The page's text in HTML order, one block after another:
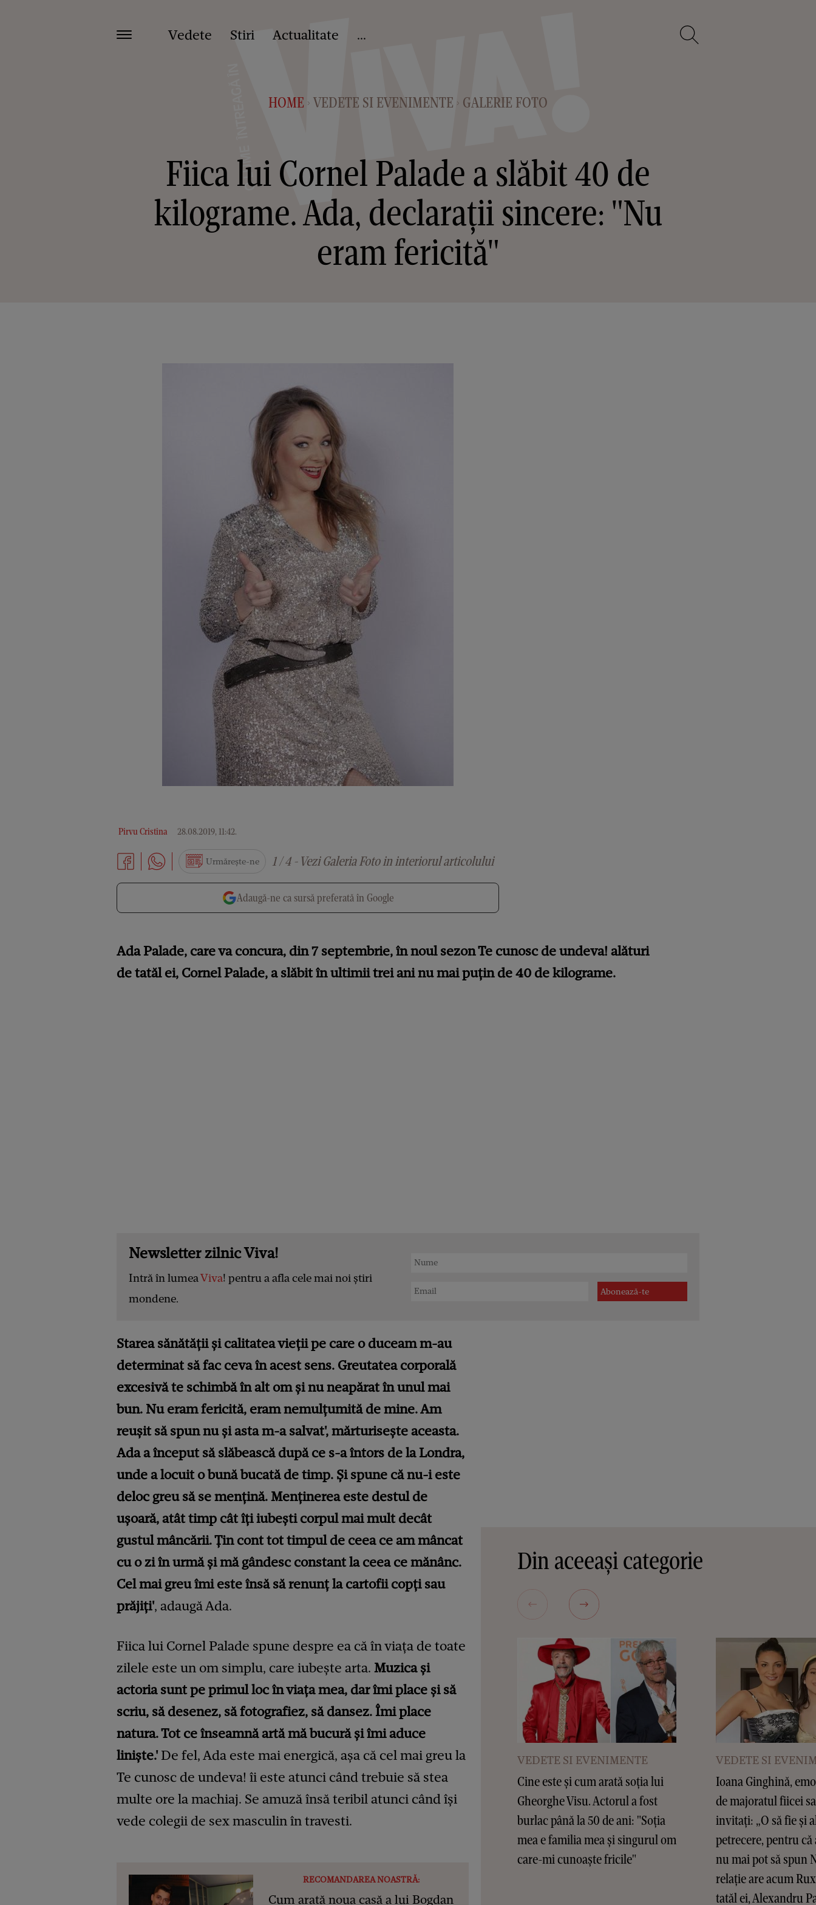
Vedete Stiri Actualitate ...
HOME > VEDETE SI EVENIMENTE > GALERIE FOTO
Fiica lui Cornel Palade a slăbit 40 de
kilograme. Ada, declarații sincere: "Nu
eram fericită"
Pirvu Cristina 28.08.2019, 11:42.
Urmărește-ne 1 / 4 - Vezi Galeria Foto in interiorul articolului
Adaugă-ne ca sursă preferată în Google
Ada Palade, care va concura, din 7 septembrie, în noul sezon Te cunosc de undeva! alături
de tatăl ei, Cornel Palade, a slăbit în ultimii trei ani nu mai puțin de 40 de kilograme.
Newsletter zilnic Viva!
Intră în lumeaViva! pentru a afla cele mai noi știri
mondene.
Starea sănătății și calitatea vieții pe care o duceam m-au
determinat să fac ceva în acest sens. Greutatea corporală
excesivă te schimbă în alt om și nu neapărat în unul mai
bun. Nu eram fericită, eram nemulțumită de mine. Am
reușit să spun nu și asta m-a salvat', mărturisește aceasta.
Ada a început să slăbească după ce s-a întors de la Londra,
unde a locuit o bună bucată de timp. Și spune că nu-i este
deloc greu să se mențină. Menținerea este destul de
ușoară, atât timp cât îți iubești corpul mai mult decât
gustul mâncării. Țin cont tot timpul de ceea ce am mâncat
cu o zi în urmă și mă gândesc constant la ceea ce mănânc.
Cel mai greu îmi este însă să renunț la cartofii copți sau
prăjiți', adaugă Ada.
Fiica lui Cornel Palade spune despre ea că în viața de toate
zilele este un om simplu, care iubește arta. Muzica și
actoria sunt pe primul loc în viața mea, dar îmi place și să
scriu, să desenez, să fotografiez, să dansez. Îmi place
natura. Tot ce înseamnă artă mă bucură și îmi aduce
liniște.'De fel, Ada este mai energică, așa că cel mai greu la
Te cunosc de undeva! îi este atunci când trebuie să stea
multe ore la machiaj. Se amuză însă teribil atunci când își
vede colegii de sex masculin în travesti.
RECOMANDAREA NOASTRĂ:
Cum arată noua casă a lui Bogdan
Din aceeași categorie
VEDETE SI EVENIMENTE
Cine este și cum arată soția lui
Gheorghe Visu. Actorul a fost
burlac până la 50 de ani: "Soția
mea e familia mea și singurul om
care-mi cunoaște fricile"
VEDETE SI
Ioana Ginghină,
de majoratul fiicei
invitați: „O să fie și
petrecere, pentru că
nu mai pot să spun
relație are acum
tatăl ei, Alexandru